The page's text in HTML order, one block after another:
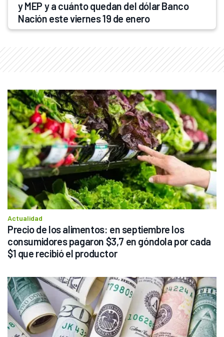
y MEP y a cuánto quedan del dólar Banco
Nación este viernes 19 de enero
Actualidad
Precio de los alimentos: en septiembre los
consumidores pagaron $3,7 en góndola por cada
$1 que recibió el productor